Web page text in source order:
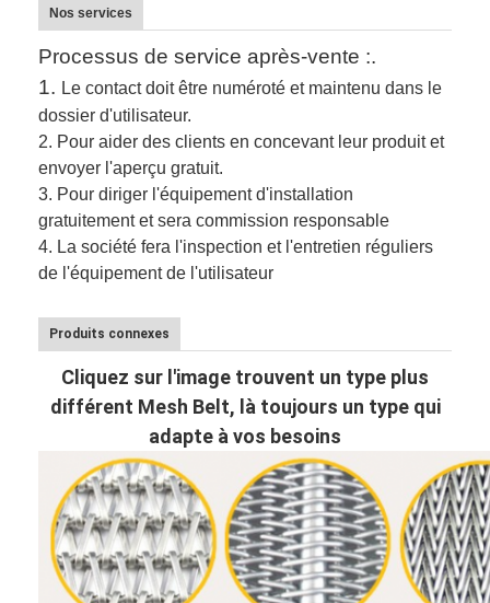
Nos services
Processus de service après-vente :.
1. Le contact doit être numéroté et maintenu dans le
dossier d'utilisateur.
2. Pour aider des clients en concevant leur produit et
envoyer l'aperçu gratuit.
3. Pour diriger l'équipement d'installation
gratuitement et sera commission responsable
4. La société fera l'inspection et l'entretien réguliers
de l'équipement de l'utilisateur
Produits connexes
Cliquez sur l'image trouvent un type plus
différent Mesh Belt, là toujours un type qui
adapte à vos besoins